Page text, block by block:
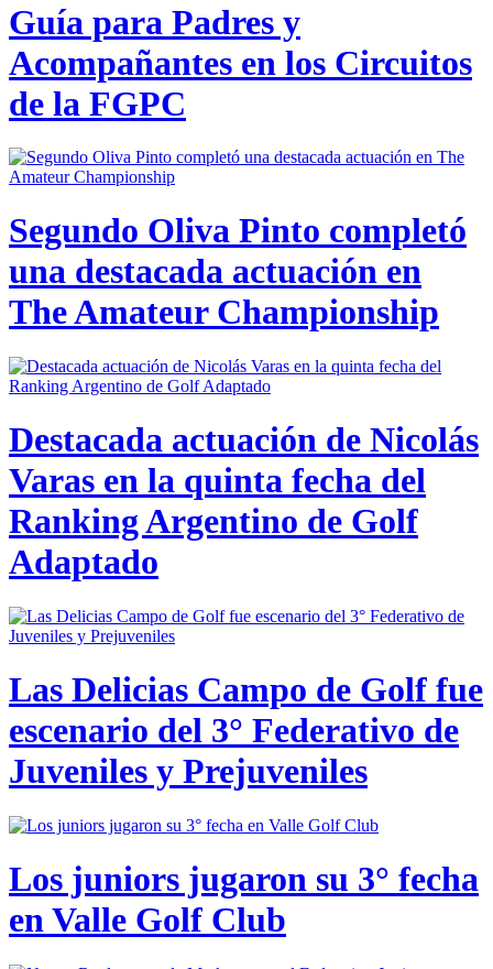
Guía para Padres y
Acompañantes en los Circuitos
de la FGPC
Segundo Oliva Pinto completó
una destacada actuación en
The Amateur Championship
Destacada actuación de Nicolás
Varas en la quinta fecha del
Ranking Argentino de Golf
Adaptado
Las Delicias Campo de Golf fue
escenario del 3° Federativo de
Juveniles y Prejuveniles
Los juniors jugaron su 3° fecha
en Valle Golf Club